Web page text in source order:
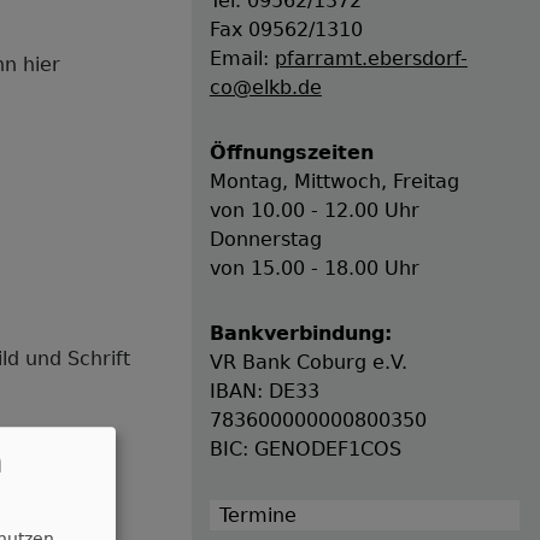
hier
und Schrift
Fax 09562/1310
Email: pfarramt.ebersdorf-
co@elkb.de
Öffnungszeiten
Montag, Mittwoch, Freitag
von 10.00 - 12.00 Uhr
Donnerstag
von 15.00 - 18.00 Uhr
Bankverbindung:
VR Bank Coburg e.V.
IBAN: DE33
783600000000800350
BIC: GENODEF1COS
Termine